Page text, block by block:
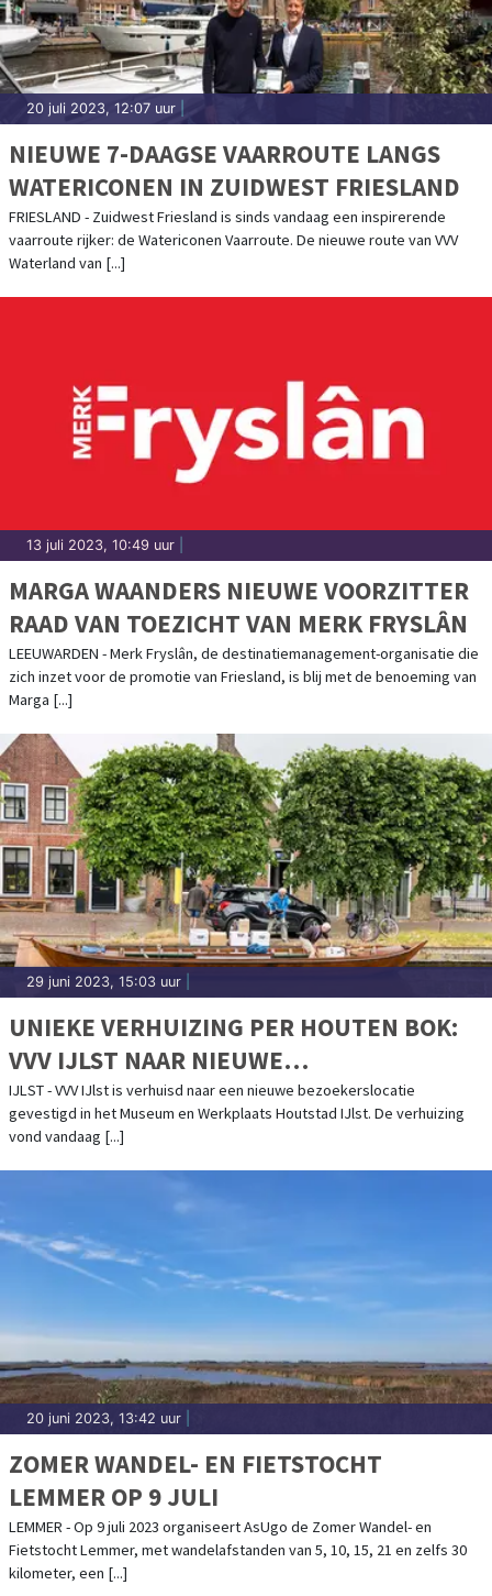
20 juli 2023, 12:07 uur
NIEUWE 7-DAAGSE VAARROUTE LANGS
WATERICONEN IN ZUIDWEST FRIESLAND
FRIESLAND - Zuidwest Friesland is sinds vandaag een inspirerende
vaarroute rijker: de Watericonen Vaarroute. De nieuwe route van VVV
Waterland van [...]
13 juli 2023, 10:49 uur
MARGA WAANDERS NIEUWE VOORZITTER
RAAD VAN TOEZICHT VAN MERK FRYSLÂN
LEEUWARDEN - Merk Fryslân, de destinatiemanagement-organisatie die
zich inzet voor de promotie van Friesland, is blij met de benoeming van
Marga [...]
29 juni 2023, 15:03 uur
UNIEKE VERHUIZING PER HOUTEN BOK:
VVV IJLST NAAR NIEUWE
BEZOEKERSLOCATIE
IJLST - VVV IJlst is verhuisd naar een nieuwe bezoekerslocatie
gevestigd in het Museum en Werkplaats Houtstad IJlst. De verhuizing
vond vandaag [...]
20 juni 2023, 13:42 uur
ZOMER WANDEL- EN FIETSTOCHT
LEMMER OP 9 JULI
LEMMER - Op 9 juli 2023 organiseert AsUgo de Zomer Wandel- en
Fietstocht Lemmer, met wandelafstanden van 5, 10, 15, 21 en zelfs 30
kilometer, een [...]